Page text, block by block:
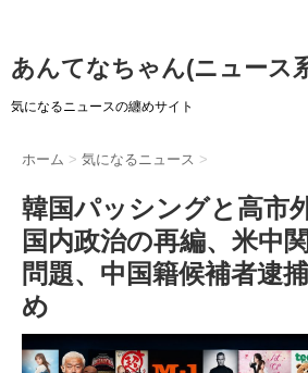
あんてなちゃん(ニュース
気になるニュースの纏めサイト
ホーム > 気になるニュース >
韓国パッシングと高市
国内政治の再編、米中
問題、中国籍候補者逮
め